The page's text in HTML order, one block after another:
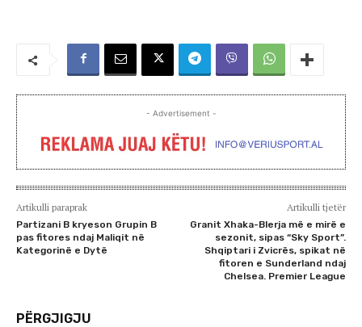
- Advertisement -
Artikulli paraprak
Partizani B kryeson Grupin B
pas fitores ndaj Maliqit në
Kategorinë e Dytë
Artikulli tjetër
Granit Xhaka-Blerja më e mirë e
sezonit, sipas “Sky Sport”.
Shqiptari i Zvicrës, spikat në
fitoren e Sunderland ndaj
Chelsea. Premier League
PËRGJIGJU